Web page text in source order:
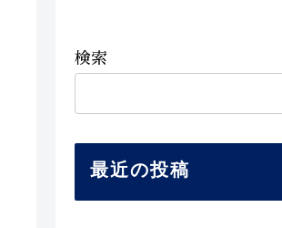
検索
最近の投稿